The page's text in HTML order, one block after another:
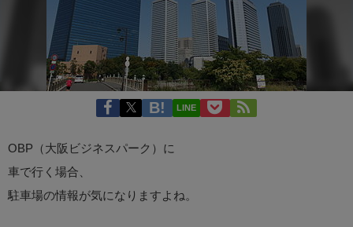
LINE
OBP（大阪ビジネスパーク）に
車で行く場合、
駐車場の情報が気になりますよね。